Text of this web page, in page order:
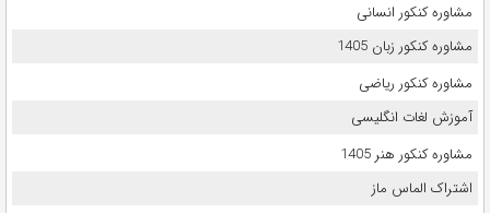
مشاوره کنکور انسانی
مشاوره کنکور زبان 1405
مشاوره کنکور ریاضی
آموزش لغات انگلیسی
مشاوره کنکور هنر 1405
اشتراک الماس ماز